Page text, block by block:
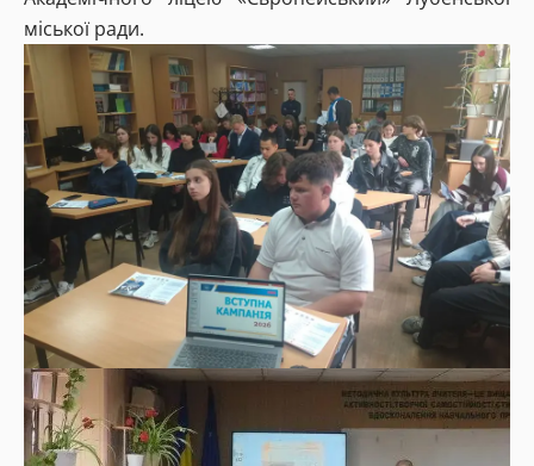
міської ради.